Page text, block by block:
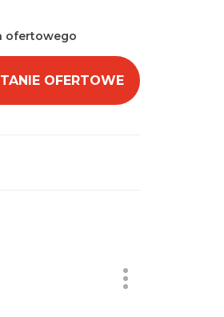
ofertowego
OFERTOWE